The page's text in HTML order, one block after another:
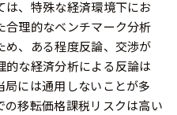
は、特殊な経済環境下にお
合理的なベンチマーク分析
め、ある程度反論、交渉が
的な経済分析による反論は
局には通用しないことが多
の移転価格課税リスクは高い